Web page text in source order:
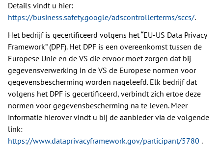
Details vindt u hier:
https://business.safety.google/adscontrollerterms/sccs/.
Het bedrijf is gecertificeerd volgens het “EU-US Data Privacy
Framework” (DPF). Het DPF is een overeenkomst tussen de
Europese Unie en de VS die ervoor moet zorgen dat bij
gegevensverwerking in de VS de Europese normen voor
gegevensbescherming worden nageleefd. Elk bedrijf dat
volgens het DPF is gecertificeerd, verbindt zich ertoe deze
normen voor gegevensbescherming na te leven. Meer
informatie hierover vindt u bij de aanbieder via de volgende
link:
https://www.dataprivacyframework.gov/participant/5780 .